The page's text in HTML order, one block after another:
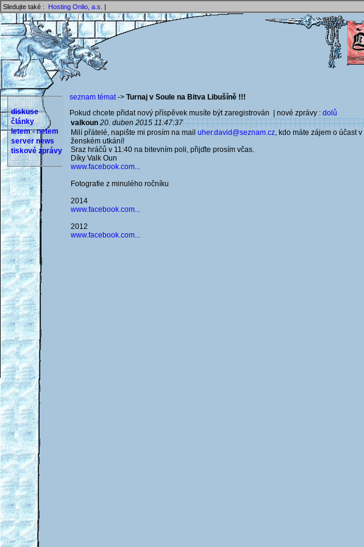
Sledujte také : Hosting Onlio, a.s. |
diskuse
články
letem - netem
server news
tiskové zprávy
seznam témat-> Turnaj v Soule na Bitva Libušíně !!!
Pokud chcete přidat nový příspěvek musíte být zaregistrován | nové zprávy : dolů
valkoun 20. duben 2015 11:47:37
Milí přátelé, napište mi prosím na mail uher.david@seznam.cz, kdo máte zájem o účast
ženském utkání!
Sraz hráčů v 11:40 na bitevním poli, přijďte prosím včas.
Díky Valk Oun
www.facebook.com...
Fotografie z minulého ročníku
2014
www.facebook.com...
2012
www.facebook.com...